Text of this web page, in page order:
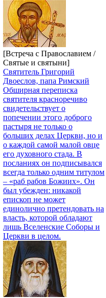
[Встреча с Православием /
Святые и святыни]
Святитель Григорий
Двоеслов, папа Римский
Обширная переписка
святителя красноречиво
свидетельствует о
попечении этого доброго
пастыря не только о
больших делах Церкви, но и
о каждой самой малой овце
его духовного стада. В
посланиях он подписывался
всегда только одним титулом
– «раб рабов Божиих». Он
был убежден: никакой
епископ не может
единолично претендовать на
власть, которой обладают
лишь Вселенские Соборы и
Церкви в целом.